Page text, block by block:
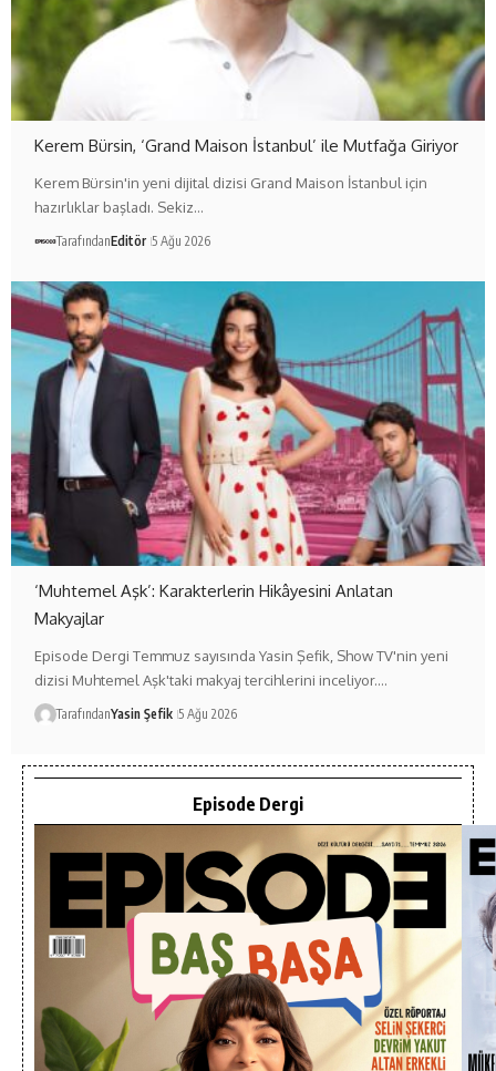
Kerem Bürsin, ‘Grand Maison İstanbul’ ile Mutfağa Giriyor
Kerem Bürsin'in yeni dijital dizisi Grand Maison İstanbul için
hazırlıklar başladı. Sekiz…
TarafındanEditör 5 Ağu 2026
‘Muhtemel Aşk’: Karakterlerin Hikâyesini Anlatan
Makyajlar
Episode Dergi Temmuz sayısında Yasin Şefik, Show TV'nin yeni
dizisi Muhtemel Aşk'taki makyaj tercihlerini inceliyor.…
TarafındanYasin Şefik 5 Ağu 2026
Episode Dergi